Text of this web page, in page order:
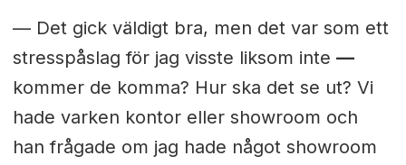
— Det gick väldigt bra, men det var som ett
stresspåslag för jag visste liksom inte —
kommer de komma? Hur ska det se ut? Vi
hade varken kontor eller showroom och
han frågade om jag hade något showroom